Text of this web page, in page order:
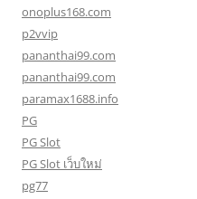
onoplus168.com
p2vvip
pananthai99.com
pananthai99.com
paramax1688.info
PG
PG Slot
PG Slot เว็บใหม่
pg77